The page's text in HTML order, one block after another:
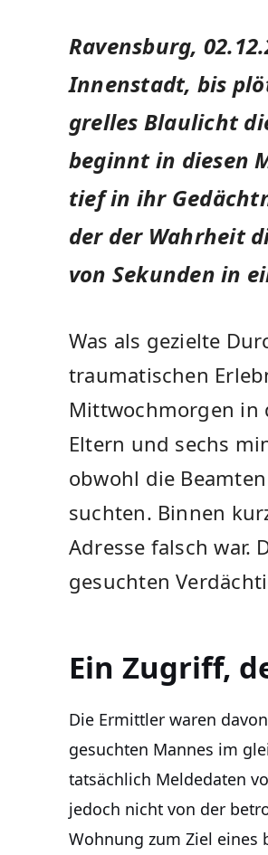
Ravensburg,
Innenstadt, bis
grelles Blaulicht
beginnt in diesen
tief in ihr
der der Wahrheit
von Sekunden in
Was als gezielte
traumatischen
Mittwochmorgen in
Eltern und sechs
obwohl die
suchten. Binnen
Adresse falsch war.
gesuchten
Ein Zugriff,
Die Ermittler waren
gesuchten Mannes im
tatsächlich Meldedaten
jedoch nicht von der
Wohnung zum Ziel eines